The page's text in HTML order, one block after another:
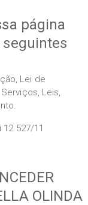
página
seguintes
Lei de
Leis,
12.527/11
OLINDA